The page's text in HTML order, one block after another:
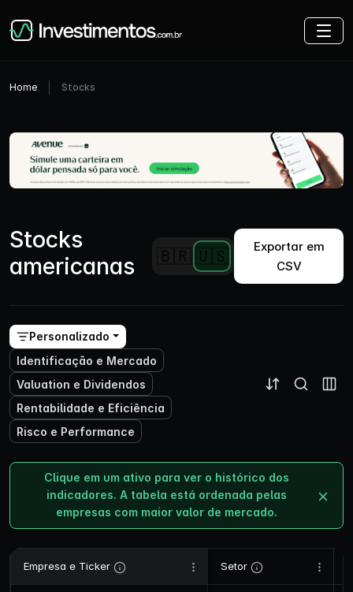
Home Stocks
Stocks
americanas
🇧🇷🇺🇸
Exportar em
CSV
Personalizado
Identificação e Mercado
Valuation e Dividendos
Rentabilidade e Eficiência
Risco e Performance
Clique em um ativo para ver o histórico dos
indicadores. A tabela está ordenada pelas
empresas com maior valor de mercado.
Empresa e Ticker Setor